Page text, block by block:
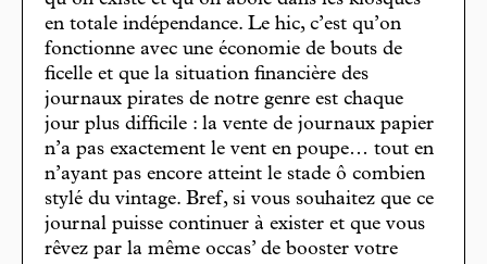
en totale indépendance. Le hic, c’est qu’on
fonctionne avec une économie de bouts de
ficelle et que la situation financière des
journaux pirates de notre genre est chaque
jour plus difficile : la vente de journaux papier
n’a pas exactement le vent en poupe… tout en
n’ayant pas encore atteint le stade ô combien
stylé du vintage. Bref, si vous souhaitez que ce
journal puisse continuer à exister et que vous
rêvez par la même occas’ de booster votre